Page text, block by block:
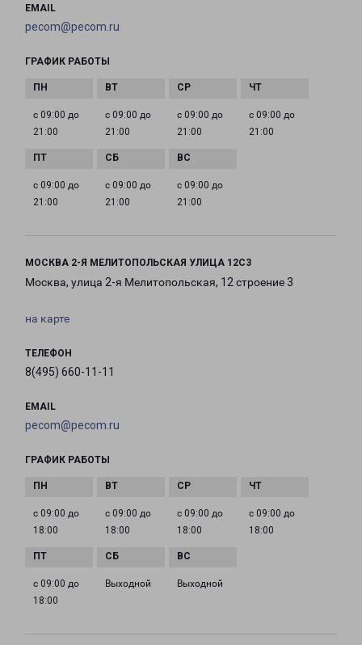
EMAIL
pecom@pecom.ru
ГРАФИК РАБОТЫ
с 09:00 до
21:00
с 09:00 до
21:00
с 09:00 до
21:00
с 09:00 до
21:00
с 09:00 до
21:00
с 09:00 до
21:00
с 09:00 до
21:00
МОСКВА 2-Я МЕЛИТОПОЛЬСКАЯ УЛИЦА 12С3
Москва, улица 2-я Мелитопольская, 12 строение 3
на карте
ТЕЛЕФОН
8(495) 660-11-11
EMAIL
pecom@pecom.ru
ГРАФИК РАБОТЫ
с 09:00 до
18:00
с 09:00 до
18:00
с 09:00 до
18:00
с 09:00 до
18:00
с 09:00 до
18:00
Выходной Выходной